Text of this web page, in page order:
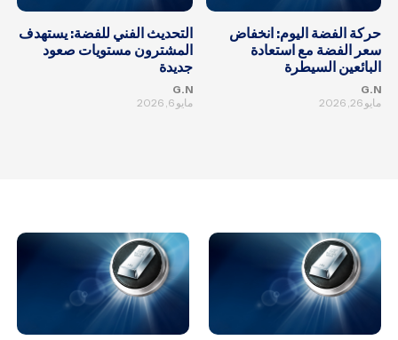
حركة الفضة اليوم: انخفاض
سعر الفضة مع استعادة
البائعين السيطرة
G.N
مايو 26, 2026
التحديث الفني للفضة: يستهدف
المشترون مستويات صعود
جديدة
G.N
مايو 6, 2026